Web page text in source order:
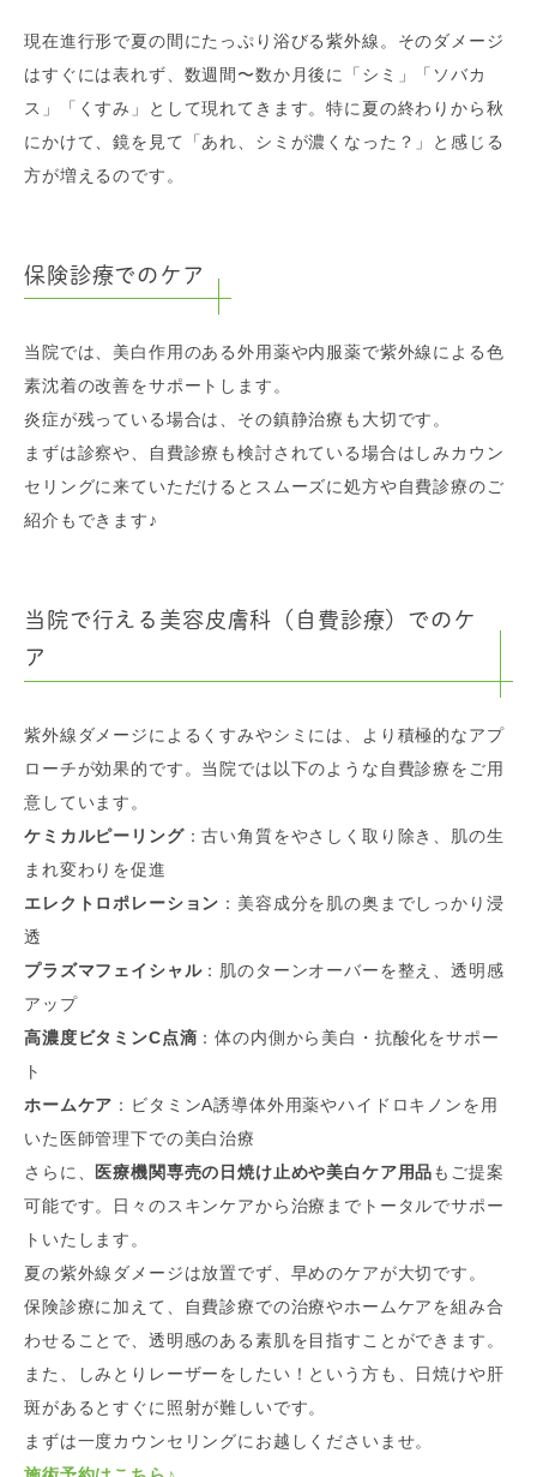
現在進行形で夏の間にたっぷり浴びる紫外線。そのダメージ
はすぐには表れず、数週間〜数か月後に「シミ」「ソバカ
ス」「くすみ」として現れてきます。特に夏の終わりから秋
にかけて、鏡を見て「あれ、シミが濃くなった？」と感じる
方が増えるのです。
保険診療でのケア
当院では、美白作用のある外用薬や内服薬で紫外線による色
素沈着の改善をサポートします。
炎症が残っている場合は、その鎮静治療も大切です。
まずは診察や、自費診療も検討されている場合はしみカウン
セリングに来ていただけるとスムーズに処方や自費診療のご
紹介もできます♪
当院で行える美容皮膚科（自費診療）でのケ
ア
紫外線ダメージによるくすみやシミには、より積極的なアプ
ローチが効果的です。当院では以下のような自費診療をご用
意しています。
ケミカルピーリング：古い角質をやさしく取り除き、肌の生
まれ変わりを促進
エレクトロポレーション ：美容成分を肌の奥までしっかり浸
透
プラズマフェイシャル：肌のターンオーバーを整え、透明感
アップ
高濃度ビタミンC点滴 ：体の内側から美白・抗酸化をサポー
ト
ホームケア ：ビタミンA誘導体外用薬やハイドロキノンを用
いた医師管理下での美白治療
さらに、
医療機関専売の日焼け止めや美白ケア用品もご提案
可能です。日々のスキンケアから治療までトータルでサポー
トいたします。
夏の紫外線ダメージは放置でず、早めのケアが大切です。
保険診療に加えて、自費診療での治療やホームケアを組み合
わせることで、透明感のある素肌を目指すことができます。
また、しみとりレーザーをしたい！という方も、日焼けや肝
斑があるとすぐに照射が難しいです。
まずは一度カウンセリングにお越しくださいませ。